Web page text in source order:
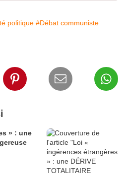
politique #Débat communiste
» : une